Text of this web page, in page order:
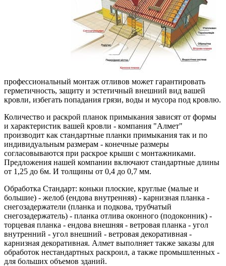
профессиональный монтаж отливов может гарантировать
герметичность, защиту и эстетичный внешний вид вашей
кровли, избегать попадания грязи, воды и мусора под кровлю.
Количество и раскрой планок примыкания зависят от формы
и характеристик вашей кровли - компания "Алмет"
производит как стандартные планки примыкания так и по
индивидуальным размерам - конечные размеры
согласовываются при раскрое крыши с монтажниками.
Предложения нашей компании включают стандартные длины
от 1,25 до 6м. И толщины от 0,4 до 0,7 мм.
Обработка Стандарт: коньки плоские, круглые (малые и
большие) - желоб (ендова внутренняя) - карнизная планка -
снегозадержатели (планка и подкова, трубчатый
снегозадержатель) - планка отлива оконного (подоконник) -
торцевая планка - ендова внешняя - ветровая планка - угол
внутренний - угол внешний - ветровая декоративная -
карнизная декоративная. Алмет выполняет также заказы для
обработок нестандартных раскроил, а также промышленных -
для больших объемов зданий.